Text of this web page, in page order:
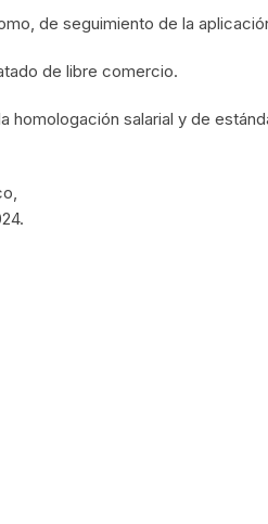
de seguimiento de la
de libre comercio.
salarial y de